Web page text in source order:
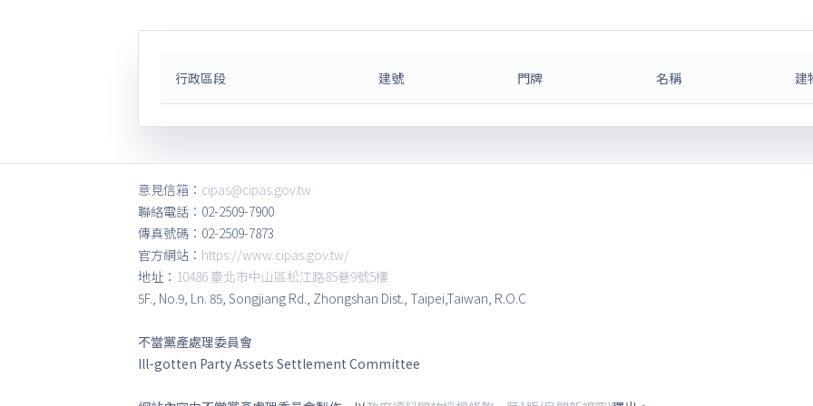
行政區段 建號 門牌 名稱 建
意見信箱： cipas@cipas.gov.tw
聯絡電話：02-2509-7900
傳真號碼：02-2509-7873
官方網站： https://www.cipas.gov.tw/
地址： 10486 臺北市中山區松江路85巷9號5樓
5F., No.9, Ln. 85, Songjiang Rd., Zhongshan Dist., Taipei,Taiwan, R.O.C
不當黨產處理委員會
Ill-gotten Party Assets Settlement Committee